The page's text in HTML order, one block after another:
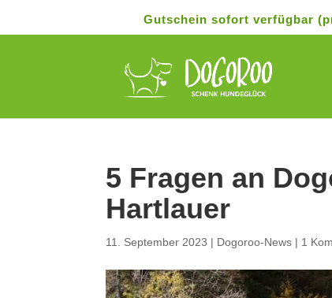
Gutschein sofort verfügbar
5 Fragen an
Hartlauer
11. September 2023 | Dogoroo-News | 1